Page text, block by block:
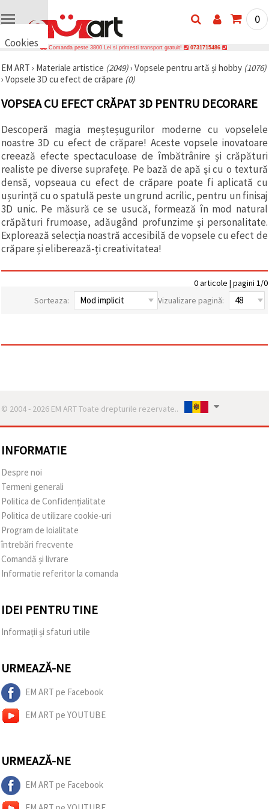
Cookies
vrem să vă
oferim
cookie -uri.
Cu toate
sunt diferite
de cele pe
care le
cunoașteți,
suntem
siguri că
veți avea
cea mai
tare
experiență
aici,
amintindu-
vă de
preferințele
vizitele.
clic pe "pe
cookie -uri
făcând clic
"Salvați"
Аcceptati
toate!
Setări
0
Comanda peste 3800 Lei si primesti transport gratuit! 0731715486
EM ART › Materiale artistice (2049)› Vopsele pentru artă și hobby (1076)
› Vopsele 3D cu efect de crăpare (0)
VOPSEA CU EFECT CRĂPAT 3D PENTRU DECORARE
Descoperă magia meșteșugurilor moderne cu vopselele
noastre 3D cu efect de crăpare! Aceste vopsele inovatoare
creează efecte spectaculoase de îmbătrânire și crăpături
realiste pe diverse suprafețe. Pe bază de apă și cu o textură
densă, vopseaua cu efect de crăpare poate fi aplicată cu
ușurință cu o spatulă peste un grund acrilic, pentru un finisaj
3D unic. Pe măsură ce se usucă, formează în mod natural
crăpături frumoase, adăugând profunzime și personalitate.
Explorează selecția noastră accesibilă de vopsele cu efect de
crăpare și eliberează-ți creativitatea!
0 articole | pagini 1/0
Sorteaza:
Vizualizare pagină:
© 2004 - 2026 EM ART Toate drepturile rezervate..
INFORMATIE
Despre noi
Termeni generali
Politica de Confidențialitate
Politica de utilizare cookie-uri
Program de loialitate
întrebări frecvente
Comandă și livrare
Informatie referitor la comanda
IDEI PENTRU TINE
Informații și sfaturi utile
URMEAZĂ-NE
EM ART pe Facebook
EM ART pe YOUTUBE
URMEAZĂ-NE
EM ART pe Facebook